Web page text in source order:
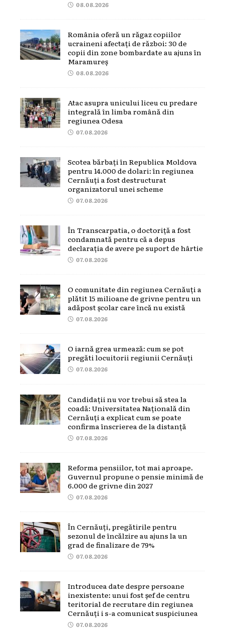
08.08.2026
România oferă un răgaz copiilor
ucraineni afectați de război: 30 de
copii din zone bombardate au ajuns în
Maramureș
08.08.2026
Atac asupra unicului liceu cu predare
integrală în limba română din
regiunea Odesa
07.08.2026
Scotea bărbați în Republica Moldova
pentru 14.000 de dolari: în regiunea
Cernăuți a fost destructurat
organizatorul unei scheme
07.08.2026
În Transcarpatia, o doctoriță a fost
condamnată pentru că a depus
declarația de avere pe suport de hârtie
07.08.2026
O comunitate din regiunea Cernăuți a
plătit 15 milioane de grivne pentru un
adăpost școlar care încă nu există
07.08.2026
O iarnă grea urmează: cum se pot
pregăti locuitorii regiunii Cernăuți
07.08.2026
Candidații nu vor trebui să stea la
coadă: Universitatea Națională din
Cernăuți a explicat cum se poate
confirma înscrierea de la distanță
07.08.2026
Reforma pensiilor, tot mai aproape.
Guvernul propune o pensie minimă de
6.000 de grivne din 2027
07.08.2026
În Cernăuți, pregătirile pentru
sezonul de încălzire au ajuns la un
grad de finalizare de 79%
07.08.2026
Introducea date despre persoane
inexistente: unui fost șef de centru
teritorial de recrutare din regiunea
Cernăuți i s-a comunicat suspiciunea
07.08.2026